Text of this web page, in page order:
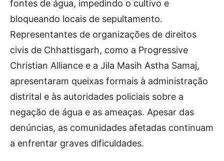
fontes de água, impedindo o cultivo e
bloqueando locais de sepultamento.
Representantes de organizações de direitos
civis de Chhattisgarh, como a Progressive
Christian Alliance e a Jila Masih Astha Samaj,
apresentaram queixas formais à administração
distrital e às autoridades policiais sobre a
negação de água e as ameaças. Apesar das
denúncias, as comunidades afetadas continuam
a enfrentar graves dificuldades.